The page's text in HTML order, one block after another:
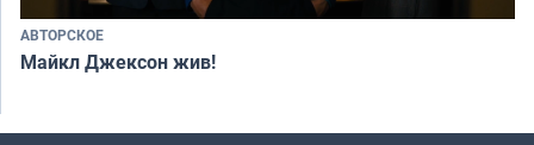
АВТОРСКОЕ
Майкл Джексон жив!